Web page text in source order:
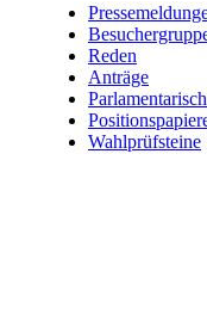
Reden
Anträge
Wahlprüfsteine